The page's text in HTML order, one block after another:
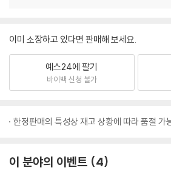
이미 소장하고 있다면 판매해 보세요.
예스24에 팔기
바이백 신청 불가
한정판매의 특성상 재고 상황에 따라 품절 가
이 분야의 이벤트 4